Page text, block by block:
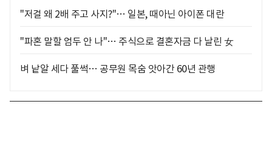
"저걸 왜 2배 주고 사지?"… 일본, 때아닌 아이폰 대란
"파혼 말할 엄두 안 나"… 주식으로 결혼자금 다 날린 女
벼 낱알 세다 풀썩… 공무원 목숨 앗아간 60년 관행